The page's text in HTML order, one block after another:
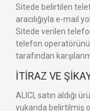
Sitede belirtilen
aracılığıyla e-mail
Sitede verilen
telefon
tarafından
İTİRAZ VE
ALICI, satın aldığı
yukarıda belirtilmiş